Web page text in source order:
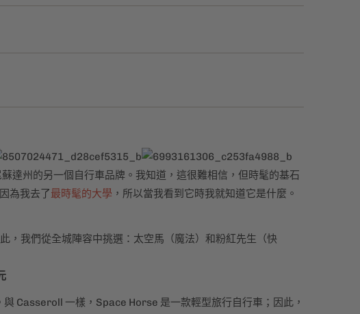
蘇達州的另一個自行車品牌。我知道，這很難相信，但時髦的基石
為我去了最時髦的大學 ，所以當我看到它時我就知道它是什麼。
，我們從全城陣容中挑選：太空馬（魔法）和粉紅先生（快
Casseroll 一樣，Space Horse 是一款輕型旅行自行車；因此，